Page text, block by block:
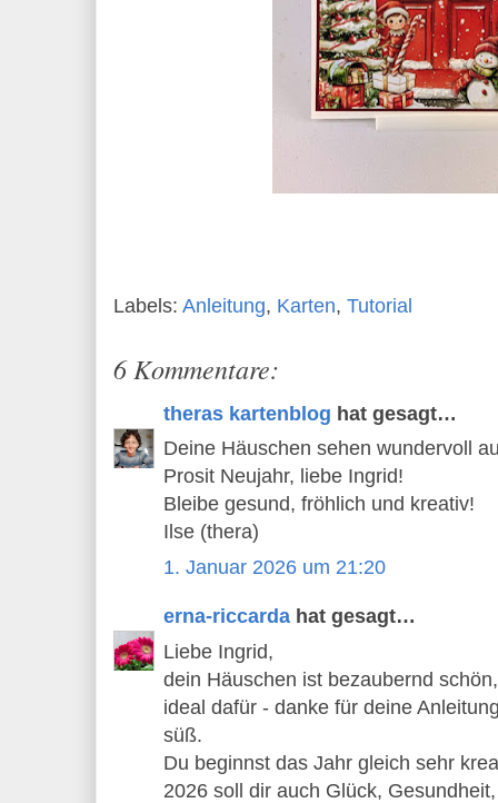
Labels: Anleitung, Karten, Tutorial
6 Kommentare:
theras kartenblog hat gesagt…
Deine Häuschen sehen wundervoll
Prosit Neujahr, liebe Ingrid!
Bleibe gesund, fröhlich und kreativ!
Ilse (thera)
1. Januar 2026 um 21:20
erna-riccarda hat gesagt…
Liebe Ingrid,
dein Häuschen ist bezaubernd
ideal dafür - danke für deine
süß.
Du beginnst das Jahr gleich sehr
2026 soll dir auch Glück,